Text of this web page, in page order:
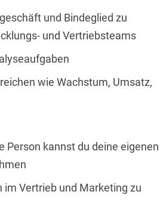
und Bindeglied zu
und Vertriebsteams
wie Wachstum, Umsatz,
kannst du deine eigenen
Vertrieb und Marketing zu